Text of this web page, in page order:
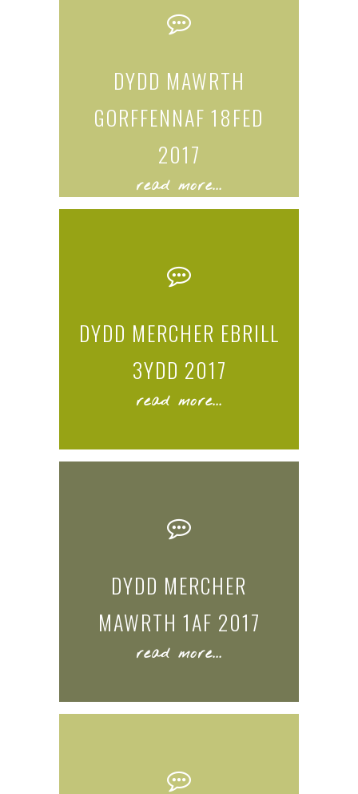
DYDD MAWRTH
GORFFENNAF 18FED
2017
read more...
DYDD MERCHER EBRILL
3YDD 2017
read more...
DYDD MERCHER
MAWRTH 1AF 2017
read more...